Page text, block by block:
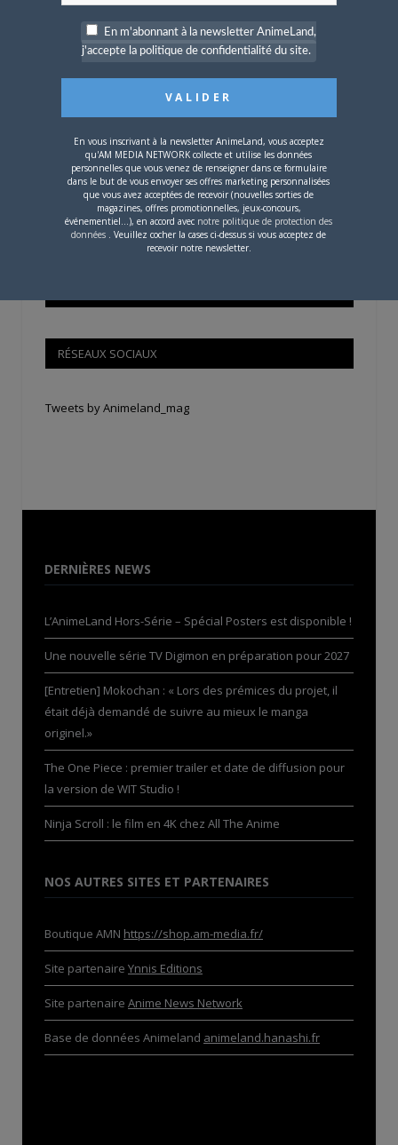
Si votre ville n'est pas dans la liste,contactez-nous!
RÉSEAUX SOCIAUX
Tweets by Animeland_mag
DERNIÈRES NEWS
L’AnimeLand Hors-Série – Spécial Posters est disponible !
Une nouvelle série TV Digimon en préparation pour 2027
[Entretien] Mokochan : « Lors des prémices du projet, il
était déjà demandé de suivre au mieux le manga
originel.»
The One Piece : premier trailer et date de diffusion pour
la version de WIT Studio !
Ninja Scroll : le film en 4K chez All The Anime
NOS AUTRES SITES ET PARTENAIRES
Boutique AMN https://shop.am-media.fr/
Site partenaire Ynnis Editions
Site partenaire Anime News Network
Base de données Animeland animeland.hanashi.fr
En m'abonnant à la newsletter AnimeLand,
j'accepte la politique de confidentialité du site.
En vous inscrivant à la newsletter AnimeLand, vous acceptez
qu'AM MEDIA NETWORK collecte et utilise les données
personnelles que vous venez de renseigner dans ce formulaire
dans le but de vous envoyer ses offres marketing personnalisées
que vous avez acceptées de recevoir (nouvelles sorties de
magazines, offres promotionnelles, jeux-concours,
événementiel...), en accord avec notre politique de protection des
données . Veuillez cocher la cases ci-dessus si vous acceptez de
recevoir notre newsletter.